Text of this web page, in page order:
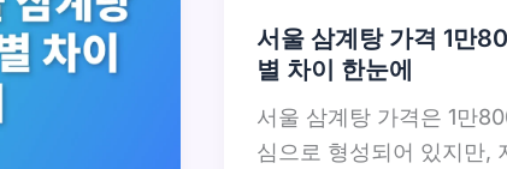
서울 삼계탕 가격 1만
별 차이 한눈에
서울 삼계탕 가격은 1만
심으로 형성되어 있지만,